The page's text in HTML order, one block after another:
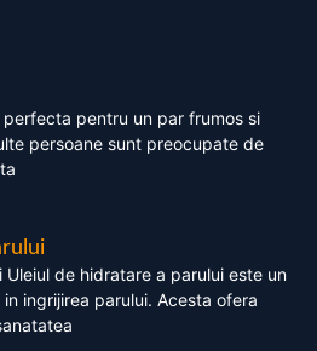
pentru un par frumos si
persoane sunt preocupate de
de hidratare a parului este un
ingrijirea parului. Acesta ofera